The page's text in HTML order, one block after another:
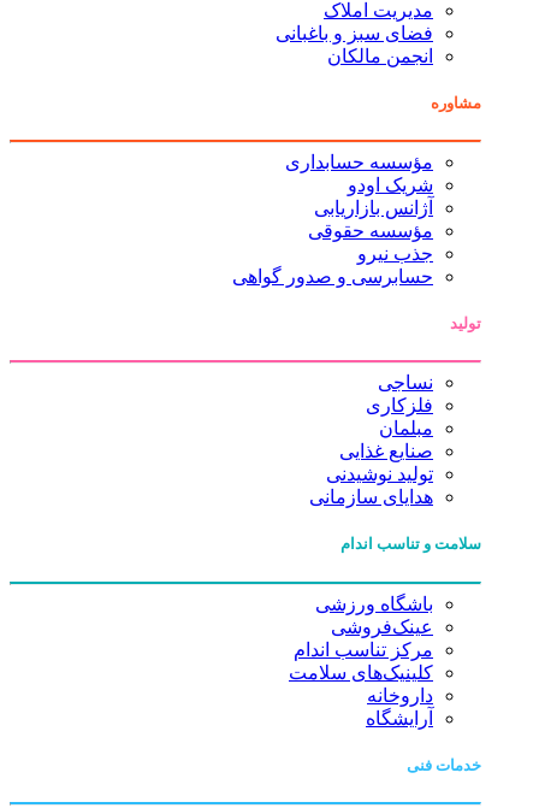
مدیریت املاک
فضای سبز و باغبانی
انجمن مالکان
مشاوره
مؤسسه حسابداری
شریک اودو
آژانس بازاریابی
مؤسسه حقوقی
جذب نیرو
حسابرسی و صدور گواهی
تولید
نساجی
فلزکاری
مبلمان
صنایع غذایی
تولید نوشیدنی
هدایای سازمانی
سلامت و تناسب اندام
باشگاه ورزشی
عینک‌فروشی
مرکز تناسب اندام
کلینیک‌های سلامت
داروخانه
آرایشگاه
خدمات فنی